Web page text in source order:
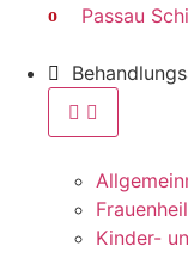
Passau
Kinder-